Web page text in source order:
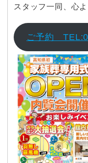
スタッフ一同、心
ご予約